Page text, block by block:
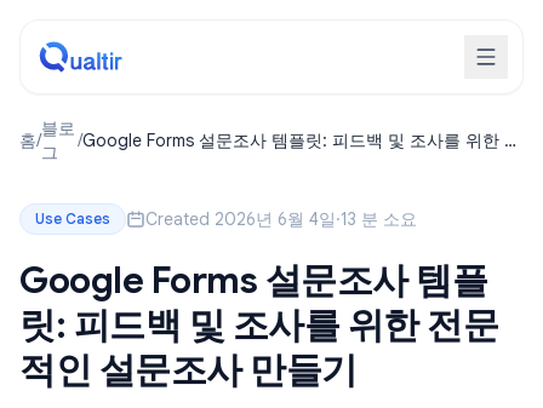
홈/
블로
그
/Google Forms 설문조사 템플릿: 피드백 및 조사를 위한 전
Use Cases Created 2026년 6월 4일·13 분 소요
Google Forms 설문조사 템플
릿: 피드백 및 조사를 위한 전문
적인 설문조사 만들기